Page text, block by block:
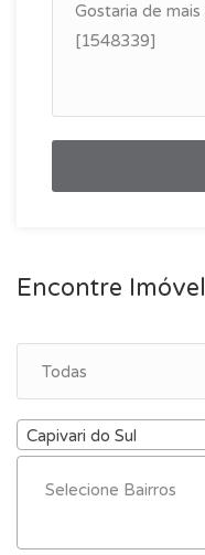
Encontre Imóvel
Capivari do Sul